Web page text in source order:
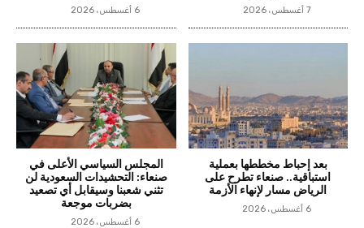
7 أغسطس، 2026 6 أغسطس، 2026
بعد إحباط مخططها بعملية
استباقية.. صنعاء تطرح على
الرياض مسار لإنهاء الأزمة
6 أغسطس، 2026
المجلس السياسي الأعلى في
صنعاء: التحشيدات السعودية لن
تثني شعبنا وسيقابل أي تصعيد
بضربات موجعة
6 أغسطس، 2026